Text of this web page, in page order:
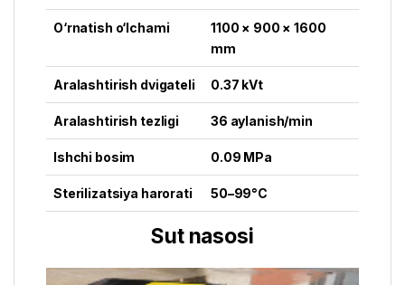
O‘rnatish o‘lchami
1100 × 900 × 1600
mm
Aralashtirish dvigateli 0.37 kVt
Aralashtirish tezligi 36 aylanish/min
Ishchi bosim 0.09 MPa
Sterilizatsiya harorati 50–99°C
Sut nasosi